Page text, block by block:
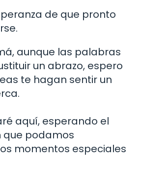
de que pronto
aunque las palabras
un abrazo, espero
te hagan sentir un
aquí, esperando el
podamos
momentos especiales